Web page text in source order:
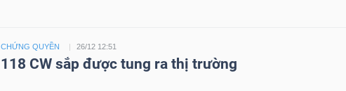
CHỨNG QUYỀN 26/12 12:51
118 CW sắp được tung ra thị trường